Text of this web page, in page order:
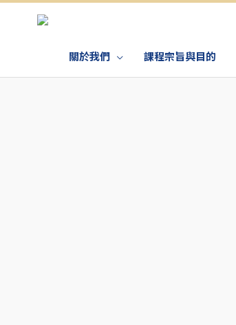
關於我們 課程宗旨與目的